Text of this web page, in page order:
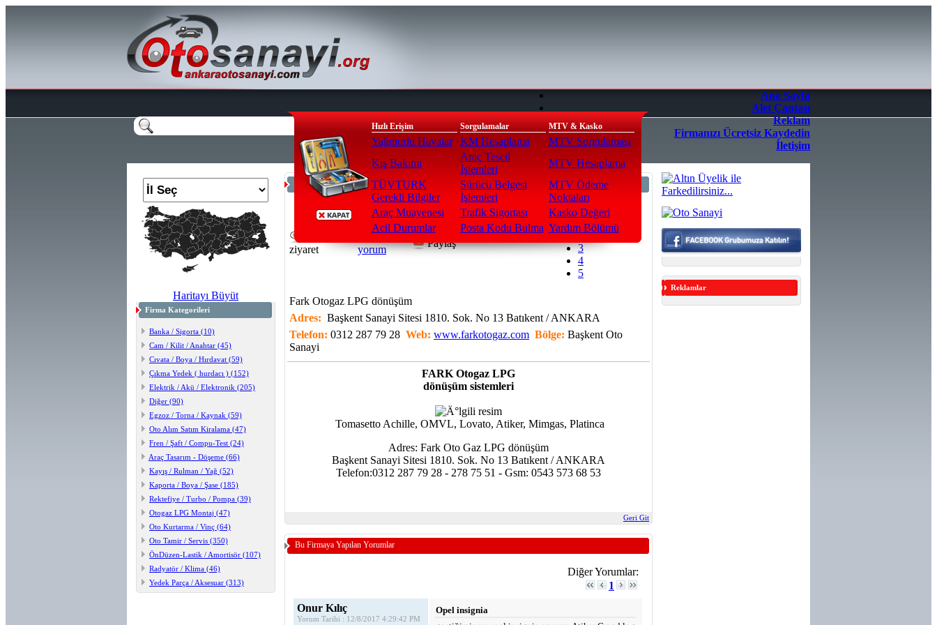
Ana Sayfa
Alet Çantası
Reklam
Firmanızı Ücretsiz Kaydedin
İletişim
Haritayı Büyüt
Firma Kategorileri
Banka / Sigorta (10)
Cam / Kilit / Anahtar (45)
Cıvata / Boya / Hırdavat (59)
Çıkma Yedek ( hurdacı ) (152)
Elektrik / Akü / Elektronik (205)
Diğer (90)
Egzoz / Torna / Kaynak (59)
Oto Alım Satım Kiralama (47)
Fren / Şaft / Compu-Test (24)
Araç Tasarım - Döşeme (66)
Kayış / Rulman / Yağ (52)
Kaporta / Boya / Şase (185)
Rektefiye / Turbo / Pompa (39)
Otogaz LPG Montaj (47)
Oto Kurtarma / Vinç (64)
Oto Tamir / Servis (350)
ÖnDüzen-Lastik / Amortisör (107)
Radyatör / Klima (46)
Yedek Parça / Aksesuar (313)
Hızlı Erişim Sorgulamalar MTV & Kasko
Yağmurlu Havalar KM Hesaplama
MTV Sorgulaması
Kış Bakımı
Araç Tescil
İşlemleri
MTV Hesaplama
TÜVTURK
Gerekli Bilgiler
Sürücü Belgesi
İşlemleri
MTV Ödeme
Noktaları
Araç Muayenesi
Trafik Sigortası
Kasko Değeri
Acil Durumlar
Posta Kodu Bulma Yardım Bölümü
Anasayfa>Otogaz LPG Montaj
ziyaret
3
yorum
Paylaş
Oy Ver
Currently 4/5
2
3
4
5
Fark Otogaz LPG dönüşüm
Adres: Başkent Sanayi Sitesi 1810. Sok. No 13 Batıkent / ANKARA
Telefon: 0312 287 79 28 Web: www.farkotogaz.com Bölge: Başkent Oto
Sanayi
FARK Otogaz LPG
dönüşüm sistemleri
Tomasetto Achille, OMVL, Lovato, Atiker, Mimgas, Platinca
Adres: Fark Oto Gaz LPG dönüşüm
Başkent Sanayi Sitesi 1810. Sok. No 13 Batıkent / ANKARA
Telefon:0312 287 79 28 - 278 75 51 - Gsm: 0543 573 68 53
Geri Git
Bu Firmaya Yapılan Yorumlar
Diğer Yorumlar:
1
Onur Kılıç
Yorum Tarihi : 12/8/2017 4:29:42 PM
Opel insignia
Reklamlar